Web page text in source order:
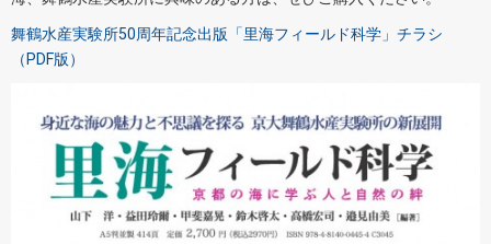
舞鶴水産実験所50周年記念出版「里海フィールド科学」チラシ
（PDF版）